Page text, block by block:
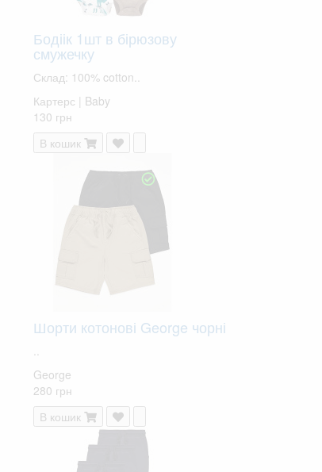
Бодіік 1шт в бірюзову
смужечку
Склад: 100% cotton..
Картерс | Baby
130 грн
В кошик
Шорти котонові George чорні
George
280 грн
В кошик